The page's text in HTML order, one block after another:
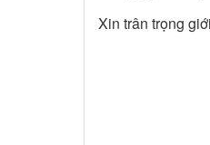
Xin trân trọng